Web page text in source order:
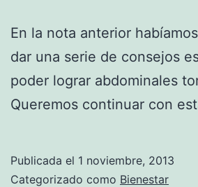
En la nota anterior
dar una serie de consejos
poder lograr abdominales
Queremos continuar con
Publicada el 1 noviembre, 2013
Categorizado como Bienestar